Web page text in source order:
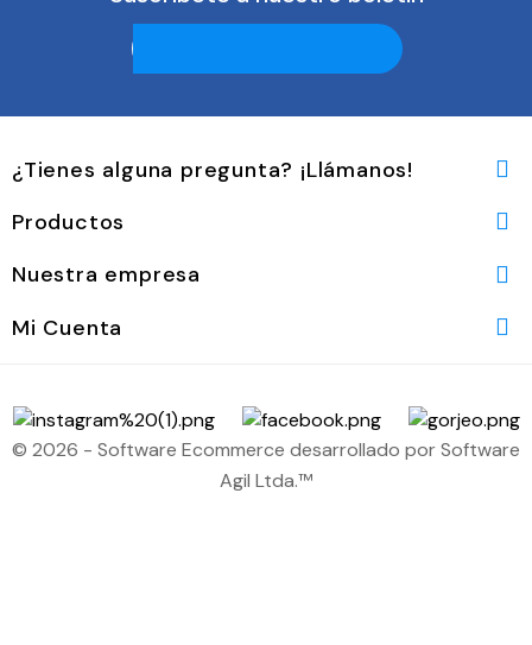
¿Tienes alguna pregunta? ¡Llámanos! 
Productos 
Nuestra empresa 
Mi Cuenta 
© 2026 - Software Ecommerce desarrollado por Software
Agil Ltda.™